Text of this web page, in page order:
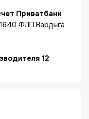
Приватбанк
ФЛП Вардыга
12